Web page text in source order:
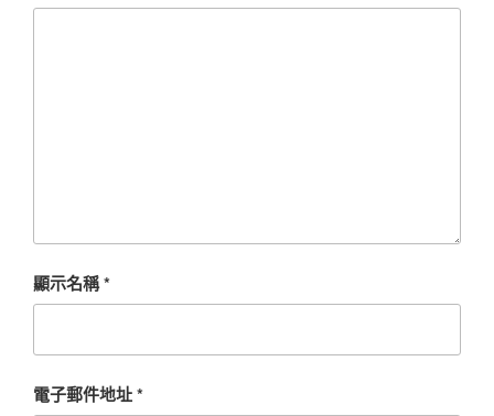
顯示名稱*
電子郵件地址*